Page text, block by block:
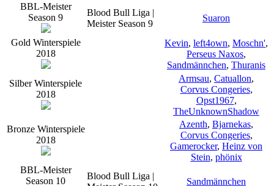
BBL-Meister
Season 9
Blood Bull Liga |
Meister Season 9
Suaron
Gold Winterspiele
2018
Kevin, left4own, Moschn',
Perseus Naxos,
Sandmännchen, Thuranis
Silber Winterspiele
2018
Armsau, Catuallon,
Corvus Congeries,
Opst1967,
TheUnknownShadow
Bronze Winterspiele
2018
Azenth, Bjarnekas,
Corvus Congeries,
Gamerocker, Heinz von
Stein, phönix
BBL-Meister
Season 10
Blood Bull Liga |
Sandmännchen